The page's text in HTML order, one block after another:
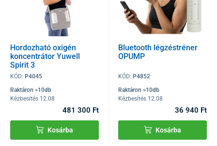
Hordozható oxigén
koncentrátor Yuwell
Spirit 3
KÓD: P4045
Raktáron >10db
Kézbesítés 12.08
481 300 Ft
Kosárba
Bluetooth légzéstréner
OPUMP
KÓD: P4852
Raktáron >10db
Kézbesítés 12.08
36 940 Ft
Kosárba